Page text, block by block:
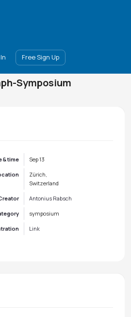
Free Sign Up
Symposium
& time Sep 13
Zürich,
Switzerland
Antonius Rabsch
symposium
Link